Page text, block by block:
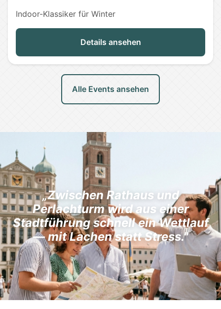
Indoor-Klassiker für Winter
Details ansehen
Alle Events ansehen
„Zwischen Rathaus und
Perlachturm wird aus einer
Stadtführung schnell ein Wettlauf
— mit Lachen statt Stress."